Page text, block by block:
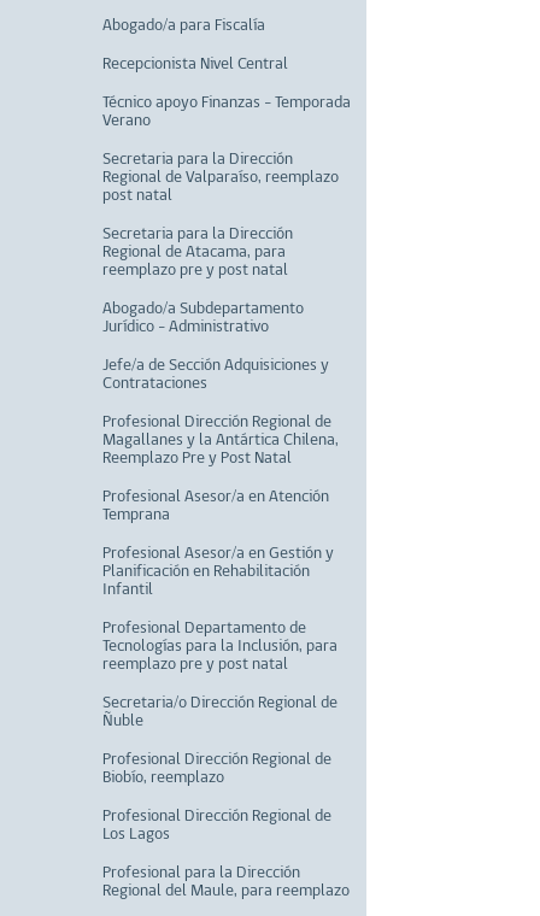
Abogado/a para Fiscalía
Recepcionista Nivel Central
Técnico apoyo Finanzas - Temporada
Verano
Secretaria para la Dirección
Regional de Valparaíso, reemplazo
post natal
Secretaria para la Dirección
Regional de Atacama, para
reemplazo pre y post natal
Abogado/a Subdepartamento
Jurídico - Administrativo
Jefe/a de Sección Adquisiciones y
Contrataciones
Profesional Dirección Regional de
Magallanes y la Antártica Chilena,
Reemplazo Pre y Post Natal
Profesional Asesor/a en Atención
Temprana
Profesional Asesor/a en Gestión y
Planificación en Rehabilitación
Infantil
Profesional Departamento de
Tecnologías para la Inclusión, para
reemplazo pre y post natal
Secretaria/o Dirección Regional de
Ñuble
Profesional Dirección Regional de
Biobío, reemplazo
Profesional Dirección Regional de
Los Lagos
Profesional para la Dirección
Regional del Maule, para reemplazo